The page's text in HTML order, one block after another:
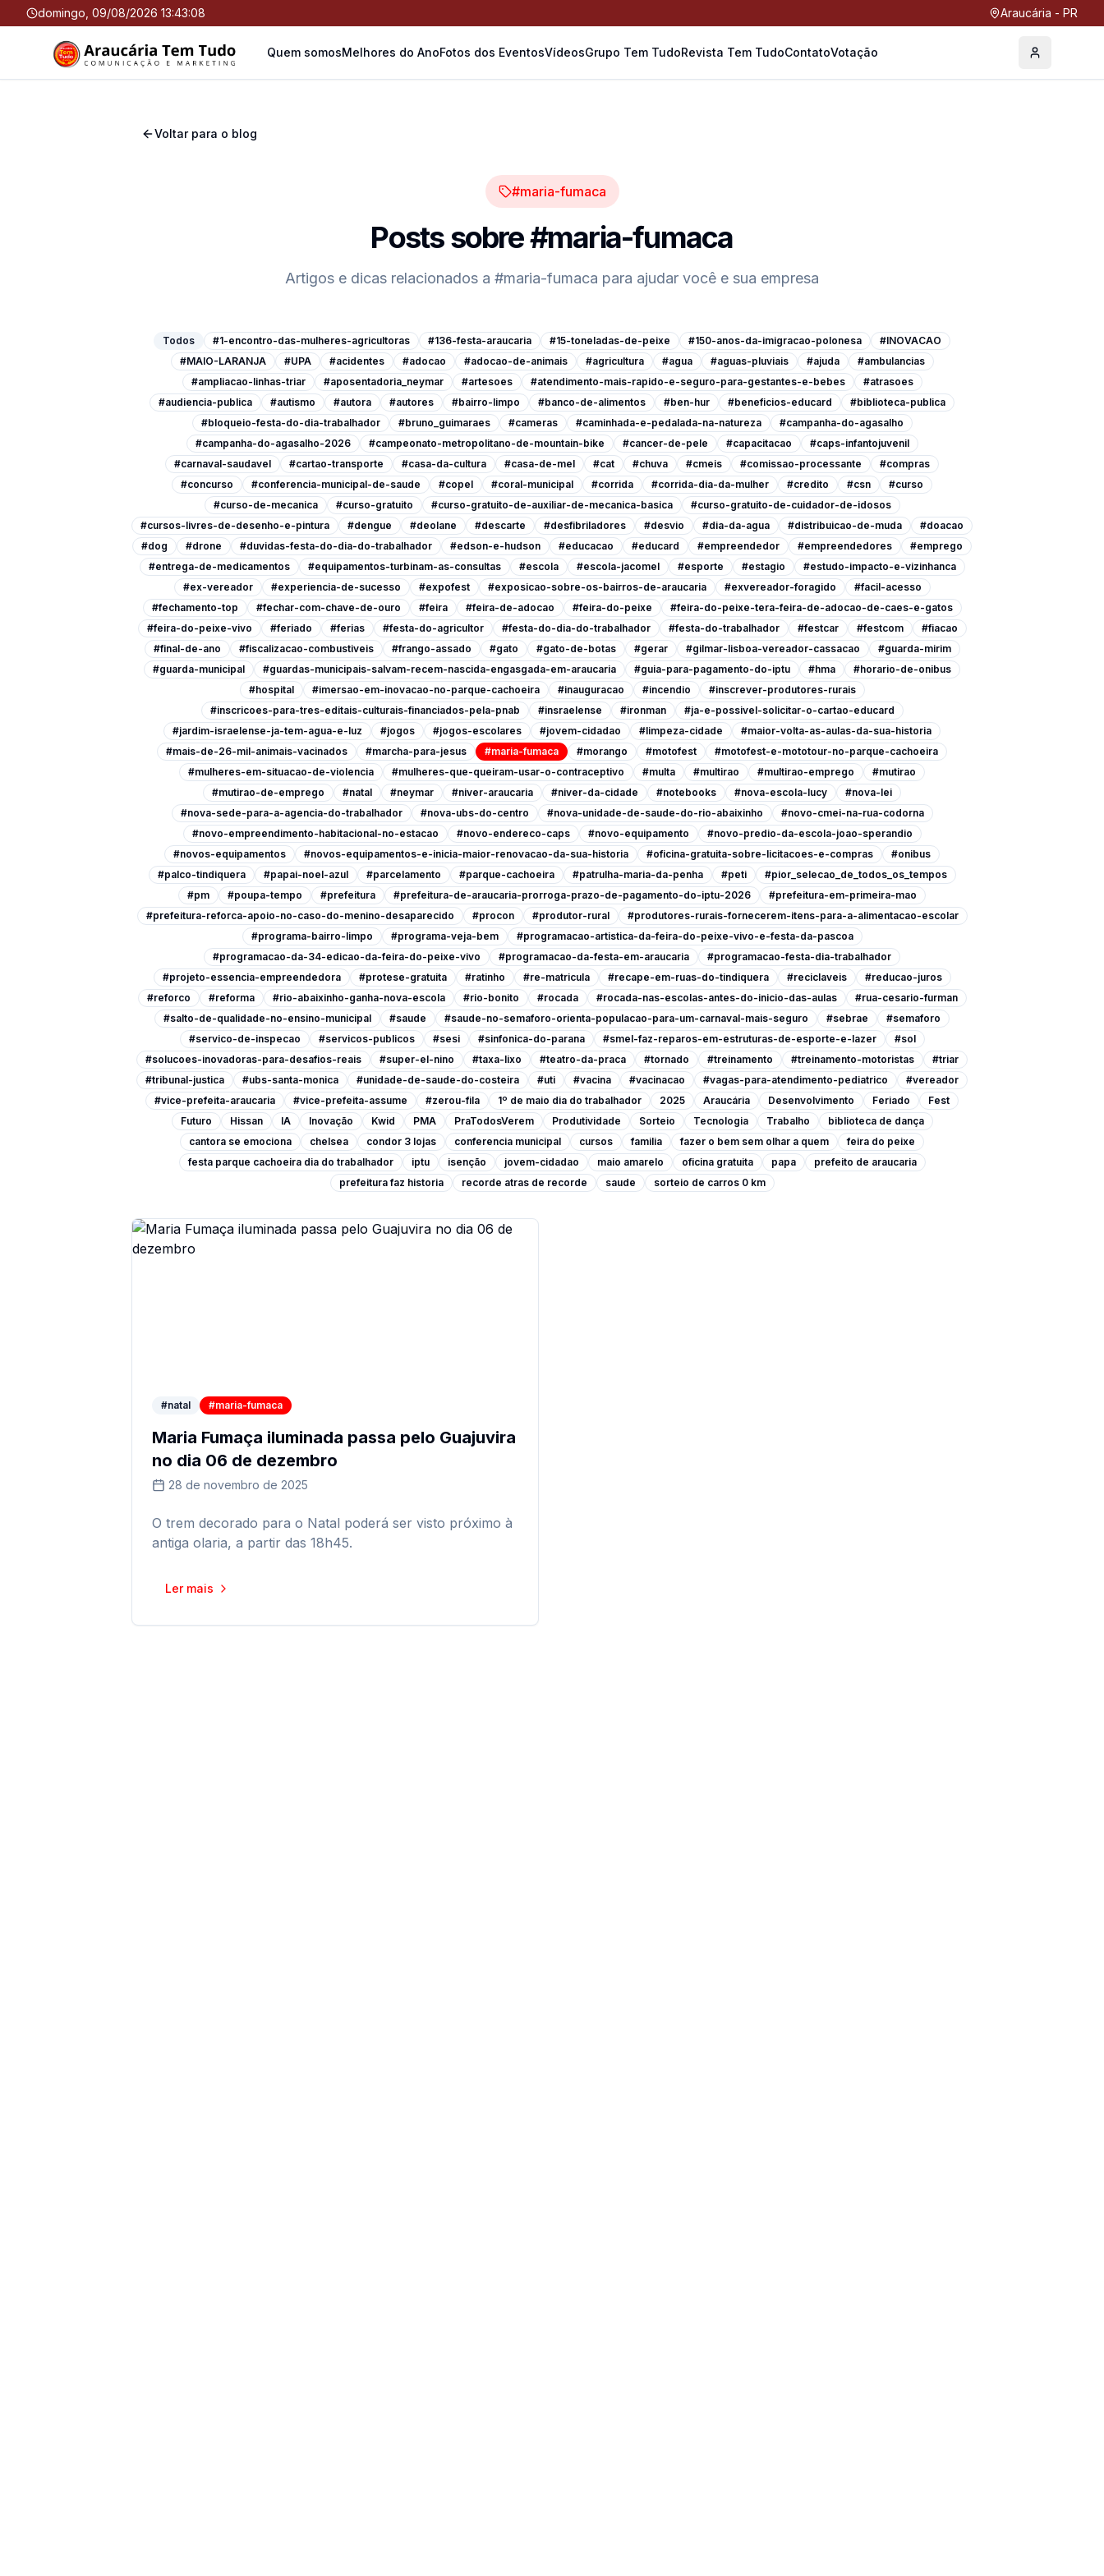
domingo, 09/08/2026 13:43:09 Araucária - PR
Quem somosMelhores do AnoFotos dos EventosVídeosGrupo Tem TudoRevista Tem TudoContatoVotação Perfil
Voltar para o blog
#maria-fumaca
Posts sobre#maria-fumaca
Artigos e dicas relacionados a #maria-fumaca para ajudar você e sua empresa
Todos #1-encontro-das-mulheres-agricultoras #136-festa-araucaria #15-toneladas-de-peixe #150-anos-da-imigracao-polonesa
#INOVACAO
#MAIO-LARANJA
#UPA #acidentes #adocao #adocao-de-animais #agricultura #agua #aguas-pluviais #ajuda
#ambulancias
#ampliacao-linhas-triar
#aposentadoria_neymar #artesoes #atendimento-mais-rapido-e-seguro-para-gestantes-e-bebes
#atrasoes
#audiencia-publica
#autismo #autora #autores #bairro-limpo #banco-de-alimentos #ben-hur #beneficios-educard
#biblioteca-publica
#bloqueio-festa-do-dia-trabalhador
#bruno_guimaraes #cameras #caminhada-e-pedalada-na-natureza
#campanha-do-agasalho
#campanha-do-agasalho-2026
#campeonato-metropolitano-de-mountain-bike #cancer-de-pele #capacitacao
#caps-infantojuvenil
#carnaval-saudavel
#cartao-transporte #casa-da-cultura #casa-de-mel #cat #chuva #cmeis #comissao-processante
#compras
#concurso
#conferencia-municipal-de-saude #copel #coral-municipal #corrida #corrida-dia-da-mulher #credito #csn
#curso
#curso-de-mecanica
#curso-gratuito #curso-gratuito-de-auxiliar-de-mecanica-basica
#curso-gratuito-de-cuidador-de-idosos
#cursos-livres-de-desenho-e-pintura
#dengue #deolane #descarte #desfibriladores #desvio #dia-da-agua #distribuicao-de-muda
#doacao
#dog
#drone #duvidas-festa-do-dia-do-trabalhador #edson-e-hudson #educacao #educard #empreendedor #empreendedores
#emprego
#entrega-de-medicamentos
#equipamentos-turbinam-as-consultas #escola #escola-jacomel #esporte #estagio
#estudo-impacto-e-vizinhanca
#ex-vereador
#experiencia-de-sucesso #expofest #exposicao-sobre-os-bairros-de-araucaria #exvereador-foragido
#facil-acesso
#fechamento-top
#fechar-com-chave-de-ouro #feira #feira-de-adocao #feira-do-peixe
#feira-do-peixe-tera-feira-de-adocao-de-caes-e-gatos
#feira-do-peixe-vivo
#feriado #ferias #festa-do-agricultor #festa-do-dia-do-trabalhador #festa-do-trabalhador #festcar #festcom
#fiacao
#final-de-ano
#fiscalizacao-combustiveis #frango-assado #gato #gato-de-botas #gerar #gilmar-lisboa-vereador-cassacao
#guarda-mirim
#guarda-municipal
#guardas-municipais-salvam-recem-nascida-engasgada-em-araucaria #guia-para-pagamento-do-iptu #hma
#horario-de-onibus
#hospital
#imersao-em-inovacao-no-parque-cachoeira #inauguracao #incendio
#inscrever-produtores-rurais
#inscricoes-para-tres-editais-culturais-financiados-pela-pnab
#insraelense #ironman
#ja-e-possivel-solicitar-o-cartao-educard
#jardim-israelense-ja-tem-agua-e-luz
#jogos #jogos-escolares #jovem-cidadao #limpeza-cidade
#maior-volta-as-aulas-da-sua-historia
#mais-de-26-mil-animais-vacinados
#marcha-para-jesus #maria-fumaca #morango #motofest
#motofest-e-mototour-no-parque-cachoeira
#mulheres-em-situacao-de-violencia
#mulheres-que-queiram-usar-o-contraceptivo #multa #multirao #multirao-emprego
#mutirao
#mutirao-de-emprego
#natal #neymar #niver-araucaria #niver-da-cidade #notebooks #nova-escola-lucy
#nova-lei
#nova-sede-para-a-agencia-do-trabalhador
#nova-ubs-do-centro #nova-unidade-de-saude-do-rio-abaixinho
#novo-cmei-na-rua-codorna
#novo-empreendimento-habitacional-no-estacao
#novo-endereco-caps #novo-equipamento
#novo-predio-da-escola-joao-sperandio
#novos-equipamentos
#novos-equipamentos-e-inicia-maior-renovacao-da-sua-historia #oficina-gratuita-sobre-licitacoes-e-compras
#onibus
#palco-tindiquera
#papai-noel-azul #parcelamento #parque-cachoeira #patrulha-maria-da-penha #peti
#pior_selecao_de_todos_os_tempos
#pm
#poupa-tempo #prefeitura #prefeitura-de-araucaria-prorroga-prazo-de-pagamento-do-iptu-2026
#prefeitura-em-primeira-mao
#prefeitura-reforca-apoio-no-caso-do-menino-desaparecido
#procon #produtor-rural
#produtores-rurais-fornecerem-itens-para-a-alimentacao-escolar
#programa-bairro-limpo
#programa-veja-bem
#programacao-artistica-da-feira-do-peixe-vivo-e-festa-da-pascoa
#programacao-da-34-edicao-da-feira-do-peixe-vivo
#programacao-da-festa-em-araucaria
#programacao-festa-dia-trabalhador
#projeto-essencia-empreendedora
#protese-gratuita #ratinho #re-matricula #recape-em-ruas-do-tindiquera #reciclaveis
#reducao-juros
#reforco
#reforma #rio-abaixinho-ganha-nova-escola #rio-bonito #rocada #rocada-nas-escolas-antes-do-inicio-das-aulas
#rua-cesario-furman
#salto-de-qualidade-no-ensino-municipal
#saude #saude-no-semaforo-orienta-populacao-para-um-carnaval-mais-seguro #sebrae
#semaforo
#servico-de-inspecao
#servicos-publicos #sesi #sinfonica-do-parana #smel-faz-reparos-em-estruturas-de-esporte-e-lazer
#sol
#solucoes-inovadoras-para-desafios-reais
#super-el-nino #taxa-lixo #teatro-da-praca #tornado #treinamento #treinamento-motoristas
#triar
#tribunal-justica
#ubs-santa-monica #unidade-de-saude-do-costeira #uti #vacina #vacinacao #vagas-para-atendimento-pediatrico
#vereador
#vice-prefeita-araucaria
#vice-prefeita-assume #zerou-fila 1º de maio dia do trabalhador 2025 Araucária Desenvolvimento Feriado
Fest
Futuro
Hissan IA Inovação Kwid PMA PraTodosVerem Produtividade Sorteio Tecnologia Trabalho
biblioteca de dança
cantora se emociona
chelsea condor 3 lojas conferencia municipal cursos familia fazer o bem sem olhar a quem
feira do peixe
festa parque cachoeira dia do trabalhador
iptu isenção jovem-cidadao maio amarelo oficina gratuita papa
prefeito de araucaria
prefeitura faz historia
recorde atras de recorde saude sorteio de carros 0 km
#natal #maria-fumaca
Maria Fumaça iluminada passa pelo Guajuvira
no dia 06 de dezembro
28 de novembro de 2025
O trem decorado para o Natal poderá ser visto próximo à
antiga olaria, a partir das 18h45.
Ler mais